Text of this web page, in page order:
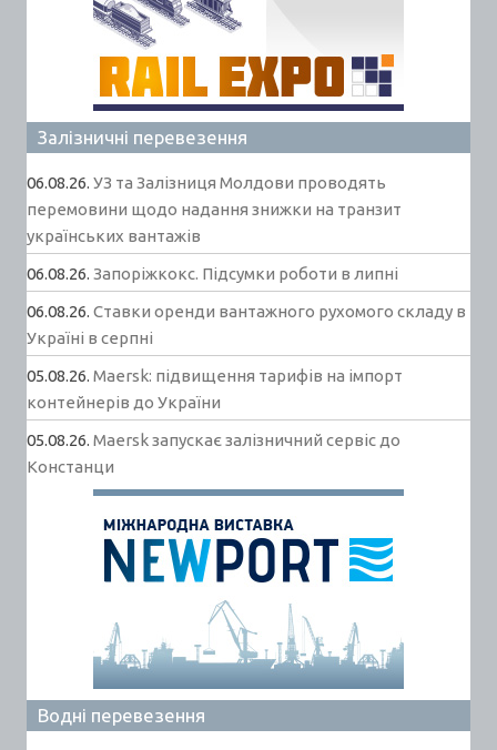
Залізничні перевезення
06.08.26. УЗ та Залізниця Молдови проводять
перемовини щодо надання знижки на транзит
українських вантажів
06.08.26. Запоріжкокс. Підсумки роботи в липні
06.08.26. Ставки оренди вантажного рухомого складу в
Україні в серпні
05.08.26. Maersk: підвищення тарифів на імпорт
контейнерів до України
05.08.26. Maersk запускає залізничний сервіс до
Констанци
Водні перевезення